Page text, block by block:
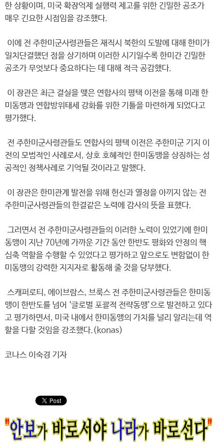
한 상황이며, 미국 확장억제 실행력 제고를 위한 긴밀한 공조가
매우 긴요한 시점임을 강조했다.
이에 전 주한미군사령관들은 재직시 북한의 도발에 대해 한미가
일치단결했던 점을 상기하며 이러한 시기일수록 한미간 긴밀한
공조가 무엇보다 중요하다는 데 대해 적극 공감했다.
이 장관은 최근 결실을 맺은 연합사의 평택 이전을 통해 미래 한
미동맹과 연합방위태세 강화를 위한 기틀을 마련하게 되었다고
평가했다.
전 주한미군사령관들도 연합사의 평택 이전은 주한미군 기지 이
전의 모범적인 사례로서, 상호 호혜적인 한미동맹을 상징하는 성
공적인 정책사례로 기억될 것이라고 말했다.
이 장관은 한미관계 발전을 위해 헌신과 열정을 아끼지 않는 전
주한미군사령관들의 한결같은 노력에 감사의 뜻을 표했다.
그러면서 전 주한미군사령관들의 이러한 노력이 있었기에 한미
동맹이 지난 70년에 가까운 기간 동안 한반도 평화와 안정의 핵
심축 역할을 수행할 수 있었다고 평가하고 앞으로도 변함없이 한
미동맹의 강력한 지지자로 활동해 줄 것을 당부했다.
스캐퍼로티, 에이브람스, 브룩스 전 주한미군사령관들은 한미동
맹이 한반도를 넘어 ‘글로벌 포괄적 전략동맹’으로 발전하고 있다
고 평가하면서, 미국 내에서 한미동맹의 가치를 널리 알리는데 역
할을 다할 것임을 강조했다.(konas)
코나스 이숙경 기자